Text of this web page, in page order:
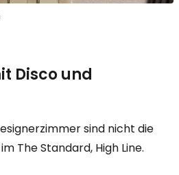
Disco und
sind nicht die
The Standard, High Line.